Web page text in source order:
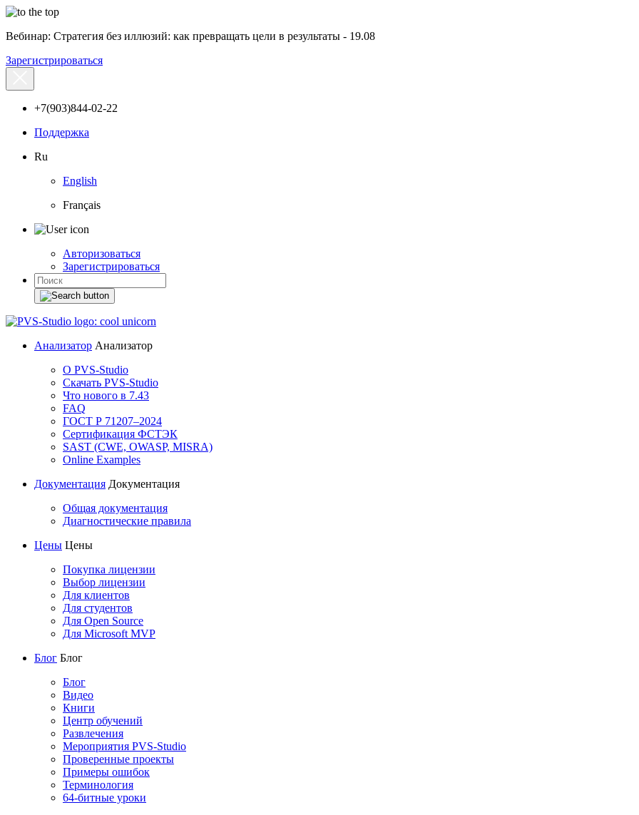
Вебинар: Стратегия без иллюзий: как превращать цели в результаты - 19.08
Зарегистрироваться
+7(903)844-02-22
Поддержка
Ru
English
Français
Авторизоваться
Зарегистрироваться
Анализатор Анализатор
О PVS-Studio
Скачать PVS-Studio
Что нового в 7.43
FAQ
ГОСТ Р 71207–2024
Сертификация ФСТЭК
SAST (CWE, OWASP, MISRA)
Online Examples
Документация Документация
Общая документация
Диагностические правила
Цены Цены
Покупка лицензии
Выбор лицензии
Для клиентов
Для студентов
Для Open Source
Для Microsoft MVP
Блог Блог
Блог
Видео
Книги
Центр обучений
Развлечения
Мероприятия PVS-Studio
Проверенные проекты
Примеры ошибок
Терминология
64-битные уроки